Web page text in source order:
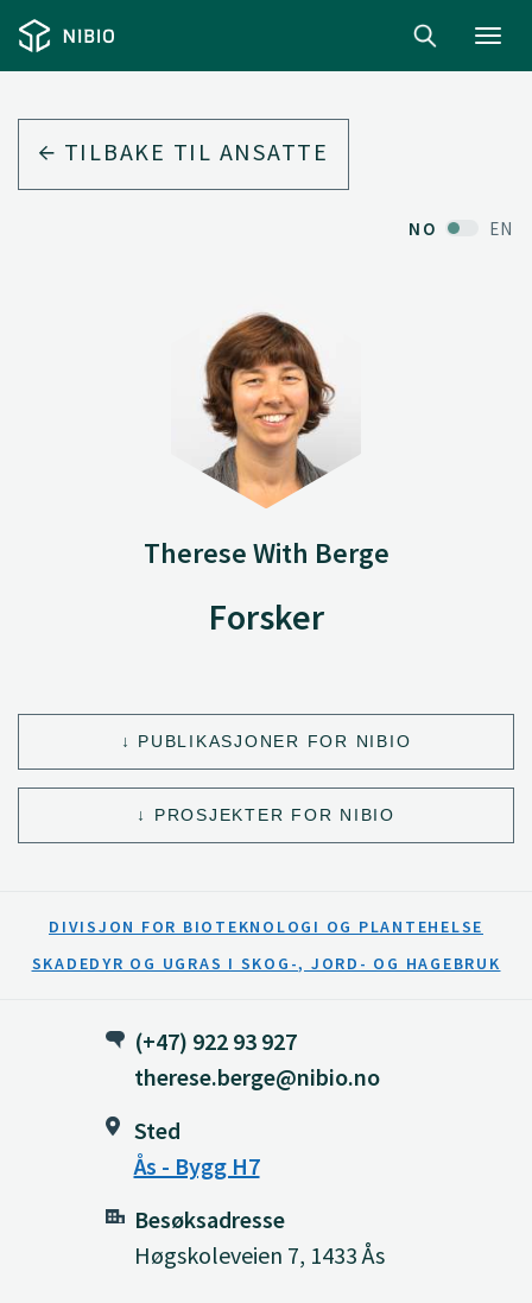
TILBAKE TIL ANSATTE
NO EN
Therese With Berge
Forsker
PUBLIKASJONER FOR NIBIO
PROSJEKTER FOR NIBIO
DIVISJON FOR BIOTEKNOLOGI OG PLANTEHELSE
SKADEDYR OG UGRAS I SKOG-, JORD- OG HAGEBRUK
(+47) 922 93 927
therese.berge@nibio.no
Sted
Ås - Bygg H7
Besøksadresse
Høgskoleveien 7, 1433 Ås